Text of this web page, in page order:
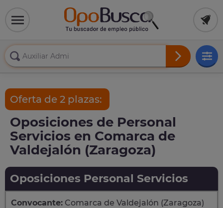
Oferta de 2 plazas:
Oposiciones de Personal
Servicios en Comarca de
Valdejalón (Zaragoza)
Oposiciones Personal Servicios
Convocante: Comarca de Valdejalón (Zaragoza)